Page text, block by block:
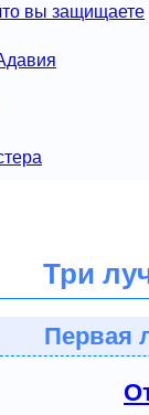
вы защищаете
Три
Первая